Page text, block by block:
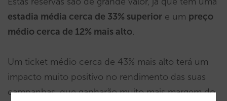
estadia média cerca de 33% superior e um preço
médio cerca de 12% mais alto.
Um ticket médio cerca de 43% mais alto terá um
impacto muito positivo no rendimento das suas
campanhas, que ganharão muito mais margem do